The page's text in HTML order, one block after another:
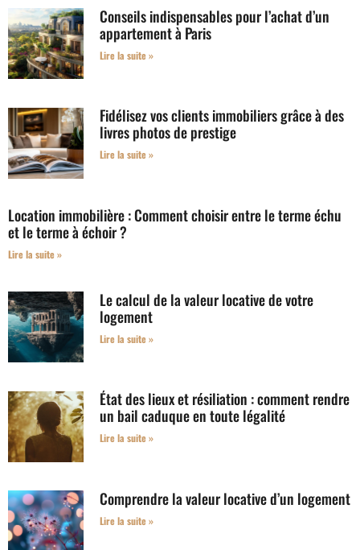
Conseils indispensables pour l’achat d’un
appartement à Paris
Lire la suite »
Fidélisez vos clients immobiliers grâce à des
livres photos de prestige
Lire la suite »
Location immobilière : Comment choisir entre le terme échu
et le terme à échoir ?
Lire la suite »
Le calcul de la valeur locative de votre
logement
Lire la suite »
État des lieux et résiliation : comment rendre
un bail caduque en toute légalité
Lire la suite »
Comprendre la valeur locative d’un logement
Lire la suite »